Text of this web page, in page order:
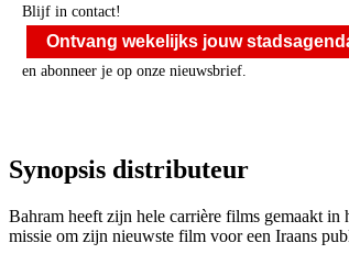
Blijf in contact!
Ontvang wekelijks jouw
en abonneer je op onze nieuwsbrief.
Synopsis distributeur
Bahram heeft zijn hele carrière films gemaakt
missie om zijn nieuwste film voor een Iraans